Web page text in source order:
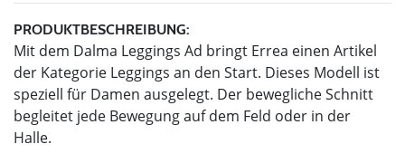
PRODUKTBESCHREIBUNG:
Mit dem Dalma Leggings Ad bringt Errea einen Artikel
der Kategorie Leggings an den Start. Dieses Modell ist
speziell für Damen ausgelegt. Der bewegliche Schnitt
begleitet jede Bewegung auf dem Feld oder in der
Halle.